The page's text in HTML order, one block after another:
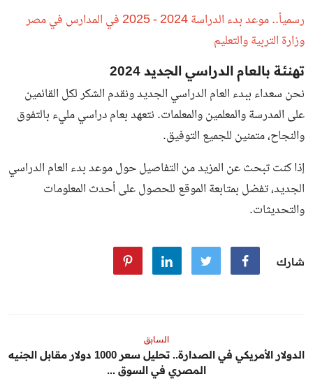
رسمياً.. موعد بدء الدراسة 2024 - 2025 في المدارس في مصر
وزارة التربية والتعليم
تهنئة بالعام الدراسي الجديد 2024
نحن سعداء ببدء العام الدراسي الجديد ونقدم الشكر لكل القائمين
على المدرسة والمعلمين والمعلمات. نتعهد بعام دراسي مليء بالتفوق
والنجاح، متمنين للجميع التوفيق.
إذا كنت تبحث عن المزيد من التفاصيل حول موعد بدء العام الدراسي
الجديد، تفضل بمتابعة الموقع للحصول على أحدث المعلومات
والتحديثات.
شارك
السابق
الدولار الأمريكي في الصدارة.. تحليل سعر 1000 دولار مقابل الجنيه
المصري في السوق ...